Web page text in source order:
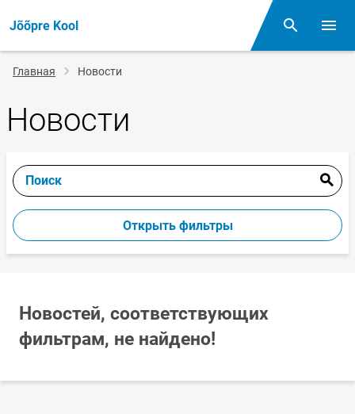
Jõõpre Kool Поиск
Строка
навигации
Главная Новости
Новости
Поиск
Открыть фильтры
Новостей, соответствующих
фильтрам, не найдено!